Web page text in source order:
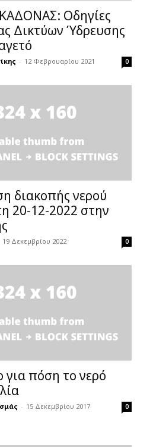
Οδηγίες
Δικτύων Ύδρευσης
- 12 Φεβρουαρίου 2021 0
διακοπής νερού
20-12-2022 στην
19 Δεκεμβρίου 2022 0
για πόση το νερό
- 15 Δεκεμβρίου 2017 0